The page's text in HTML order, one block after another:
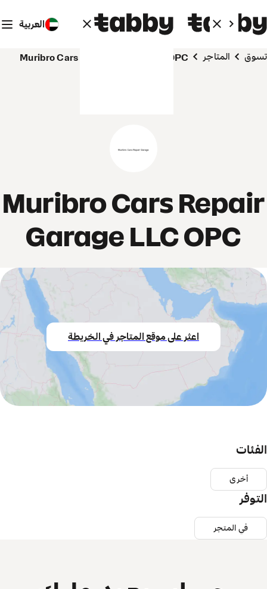
العربية
تسوق المتاجر Muribro Cars Repair Garage LLC OPC
Muribro Cars Repair
Garage LLC OPC
اعثر على موقع المتاجر في الخريطة
الفئات
أخرى
التوفر
في المتجر